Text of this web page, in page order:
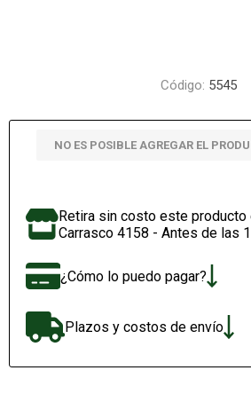
Código: 5545
NO ES POSIBLE AGREGAR EL
Retira sin costo este producto
Carrasco 4158 - Antes de las
¿Cómo lo puedo pagar?
Plazos y costos de envío